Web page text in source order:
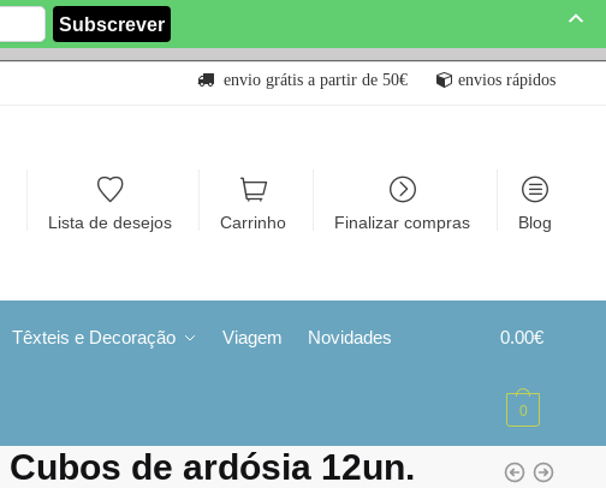
envio grátis a partir de 50€ envios rápidos
Lista de desejos Carrinho Finalizar compras Blog
Têxteis e Decoração Viagem Novidades 0.00€
0
Cubos de ardósia 12un.